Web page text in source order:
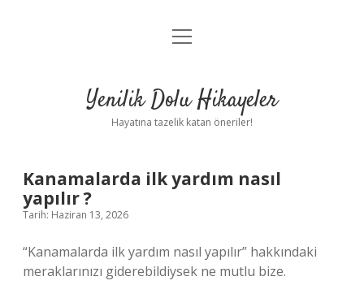
Anasayfa
Yasal Uyarı
menüyü
Yenilik Dolu Hikayeler
Hayatına tazelik katan öneriler!
Kanamalarda ilk yardım nasıl
yapılır ?
Tarih: Haziran 13, 2026
“Kanamalarda ilk yardım nasıl yapılır” hakkındaki
meraklarınızı giderebildiysek ne mutlu bize.